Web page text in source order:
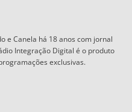
e Canela há 18 anos com jornal
Integração Digital é o produto
exclusivas.